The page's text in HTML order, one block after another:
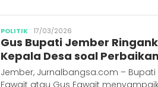
POLITIKPublisher
17/03/2026
Gus Bupati Jember
Kepala Desa soal
Jember, Jurnalbangsa.com –
Fawait atau Gus Fawait